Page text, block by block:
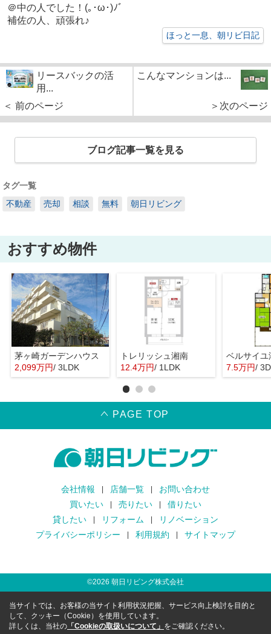
＠中の人でした！(｡･ω･)ﾉﾞ
補佐の人、頑張れ♪
ほっと一息、朝リビ日記
リースバックの活
用...
＜ 前のページ
こんなマンションは...
＞次のページ
ブログ記事一覧を見る
タグ一覧
不動産
売却 相談 無料 朝日リビング
おすすめ物件
茅ヶ崎ガーデンハウス
2,099万円/ 3LDK
トレリッシュ湘南
12.4万円/ 1LDK
ベルサイユ
7.5万円/
PAGE TOP
会社情報 店舗一覧
お問い合わせ
買いたい
売りたい
借りたい
貸したい
リフォーム
リノベーション
プライバシーポリシー
利用規約 サイトマップ
©2026 朝日リビング株式会社
当サイトでは、お客様の当サイト利用状況把握、サービス向上検討を目的と
して、クッキー（Cookie）を使用しています。
詳しくは、当社の 「Cookieの取扱いについて」 をご確認ください。